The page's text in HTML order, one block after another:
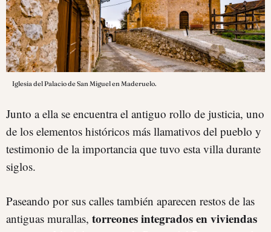
Iglesia del Palacio de San Miguel en Maderuelo.
Junto a ella se encuentra el antiguo rollo de justicia, uno
de los elementos históricos más llamativos del pueblo y
testimonio de la importancia que tuvo esta villa durante
siglos.
Paseando por sus calles también aparecen restos de las
antiguas murallas, torreones integrados en viviendas